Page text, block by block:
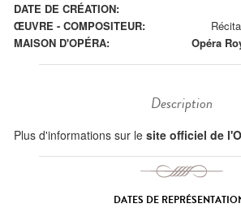
DATE DE CRÉATION:
ŒUVRE - COMPOSITEUR:
MAISON D'OPÉRA:
Opéra
Description
Plus d'informations sur le site officiel de
DATES DE